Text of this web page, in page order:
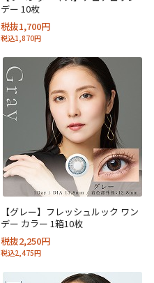
デー 10枚
税抜1,700円
税込1,870円
【グレー】フレッシュルック ワン
デー カラー 1箱10枚
税抜2,250円
税込2,475円